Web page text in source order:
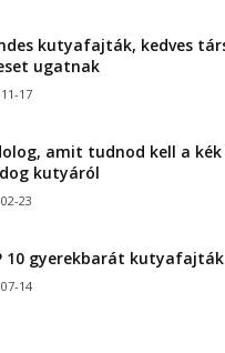
kutyafajták, kedves
ugatnak
17
amit tudnod kell a
kutyáról
23
10 gyerekbarát kutyafajták
14